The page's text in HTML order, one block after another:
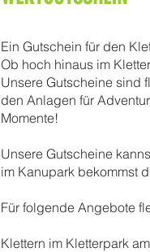
Ein Gutschein für den
Ob hoch hinaus im
Unsere Gutscheine sind
den Anlagen für
Momente!
Unsere Gutscheine
im Kanupark bekommst
Für folgende Angebote
Klettern im Kletterpark